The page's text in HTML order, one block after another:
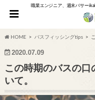
職業エンジニア、週末バサー
HOME バスフィッシングtips
2020.07.09
この時期のバスの
いて。